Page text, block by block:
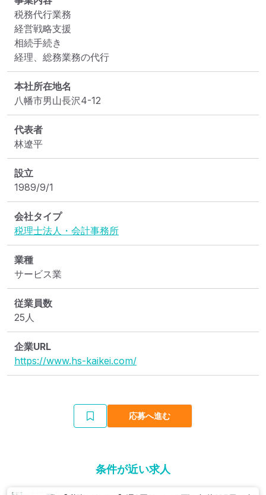
税務代行業務
経営戦略支援
相続手続き
経理、総務業務の代行
本社所在地名
八幡市男山長沢4-12
代表者
林遼平
設立
1989/9/1
会社タイプ
税理士法人・会計事務所
業種
サービス業
従業員数
25人
企業URL
https://www.hs-kaikei.com/
応募へ進む
条件が近い求人